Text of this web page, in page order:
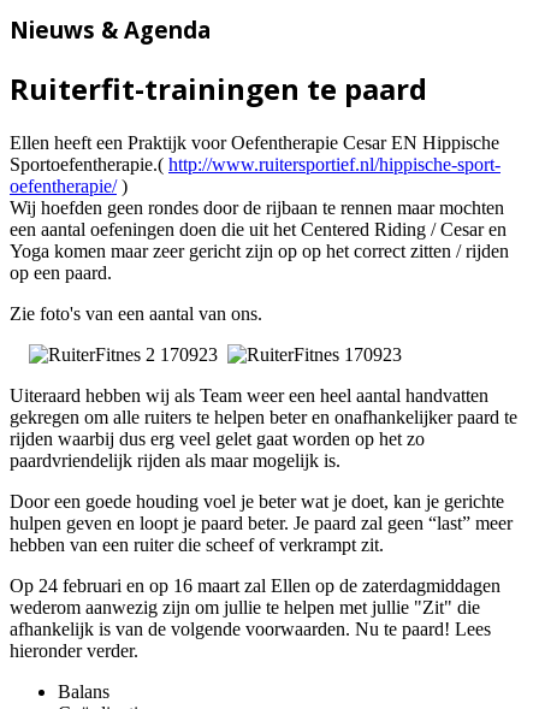
Nieuws & Agenda
Ruiterfit-trainingen te paard
Ellen heeft een Praktijk voor Oefentherapie Cesar EN Hippische
Sportoefentherapie.( http://www.ruitersportief.nl/hippische-sport-
oefentherapie/)
Wij hoefden geen rondes door de rijbaan te rennen maar mochten
een aantal oefeningen doen die uit het Centered Riding / Cesar en
Yoga komen maar zeer gericht zijn op op het correct zitten / rijden
op een paard.
Zie foto's van een aantal van ons.
Uiteraard hebben wij als Team weer een heel aantal handvatten
gekregen om alle ruiters te helpen beter en onafhankelijker paard te
rijden waarbij dus erg veel gelet gaat worden op het zo
paardvriendelijk rijden als maar mogelijk is.
Door een goede houding voel je beter wat je doet, kan je gerichte
hulpen geven en loopt je paard beter. Je paard zal geen “last” meer
hebben van een ruiter die scheef of verkrampt zit.
Op 24 februari en op 16 maart zal Ellen op de zaterdagmiddagen
wederom aanwezig zijn om jullie te helpen met jullie "Zit" die
afhankelijk is van de volgende voorwaarden. Nu te paard! Lees
hieronder verder.
Balans